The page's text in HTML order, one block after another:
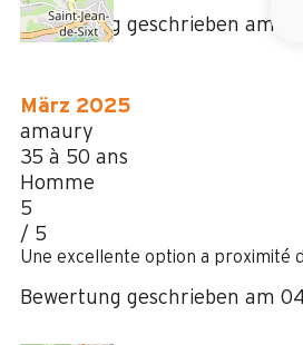
Bewertung geschrieben am
März 2025
amaury
35 à 50 ans
Homme
5
/ 5
Une excellente option a proximité
Bewertung geschrieben am